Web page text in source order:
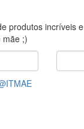
produtos incríveis e
mãe ;)